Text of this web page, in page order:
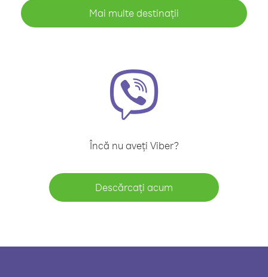
Mai multe destinații
Încă nu aveți Viber?
Descărcați acum